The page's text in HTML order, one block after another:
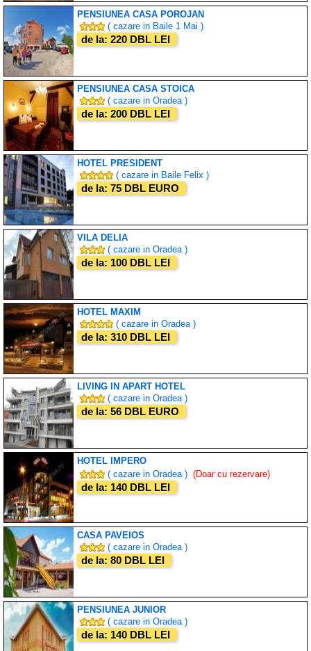
PENSIUNEA CASA POROJAN
( cazare in Baile 1 Mai )
de la: 220 DBL LEI
PENSIUNEA CASA STOICA
( cazare in Oradea )
de la: 200 DBL LEI
HOTEL PRESIDENT
( cazare in Baile Felix )
de la: 75 DBL EURO
VILA DELIA
( cazare in Oradea )
de la: 100 DBL LEI
HOTEL MAXIM
( cazare in Oradea )
de la: 310 DBL LEI
LIVING IN APART HOTEL
( cazare in Oradea )
de la: 56 DBL EURO
HOTEL IMPERO
( cazare in Oradea ) (Doar cu rezervare)
de la: 140 DBL LEI
CASA PAVEIOS
( cazare in Oradea )
de la: 80 DBL LEI
PENSIUNEA JUNIOR
( cazare in Oradea )
de la: 140 DBL LEI